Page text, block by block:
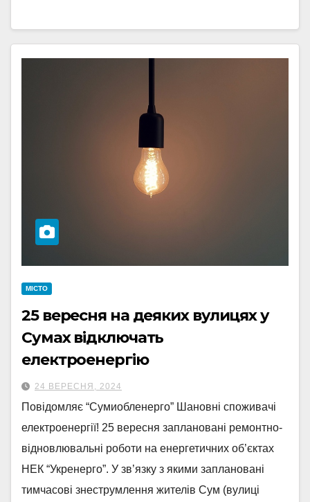
МІСТО
25 вересня на деяких вулицях у
Сумах відключать
електроенергію
24 ВЕРЕСНЯ, 2024
Повідомляє “Сумиобленерго” Шановні споживачі
електроенергії! 25 вересня заплановані ремонтно-
відновлювальні роботи на енергетичних об’єктах
НЕК “Укренерго”. У зв’язку з якими заплановані
тимчасові знеструмлення жителів Сум (вулиці